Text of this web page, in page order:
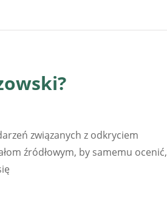
związanych z odkryciem
źródłowym, by samemu ocenić,